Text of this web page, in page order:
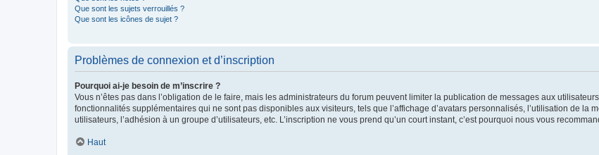
Que sont les sujets verrouillés ?
Que sont les icônes de sujet ?
Problèmes de connexion et d’inscription
Pourquoi ai-je besoin de m’inscrire ?
Vous n’êtes pas dans l’obligation de le faire, mais les administrateurs du forum peuvent limiter la publication de messages aux
fonctionnalités supplémentaires qui ne sont pas disponibles aux visiteurs, tels que l’affichage d’avatars personnalisés, l’utilisation de la
utilisateurs, l’adhésion à un groupe d’utilisateurs, etc. L’inscription ne vous prend qu’un court instant, c’est pourquoi nous vous
Haut